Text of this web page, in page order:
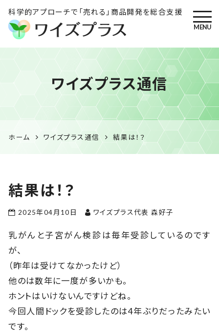
科学的アプローチで「売れる」商品開発を総合支援
ワイズプラス｜鹿児島の特産
品開発・HACCP衛生管理・食
品表示の専門コンサル
MENU
ワイズプラス通信
ホーム ワイズプラス通信 結果は！？
結果は！？
2025年04月10日 ワイズプラス代表 森好子
乳がんと子宮がん検診は毎年受診しているのです
が、
（昨年は受けてなかったけど）
他のは数年に一度が多いかも。
ホントはいけないんですけどね。
今回人間ドックを受診したのは4年ぶりだったみたい
です。